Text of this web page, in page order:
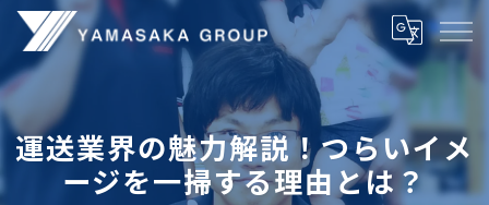
運送業界の魅力解説！つらいイメ
ージを一掃する理由とは？